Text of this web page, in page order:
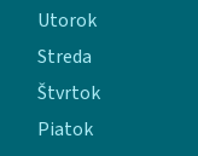
Utorok
Streda
Štvrtok
Piatok